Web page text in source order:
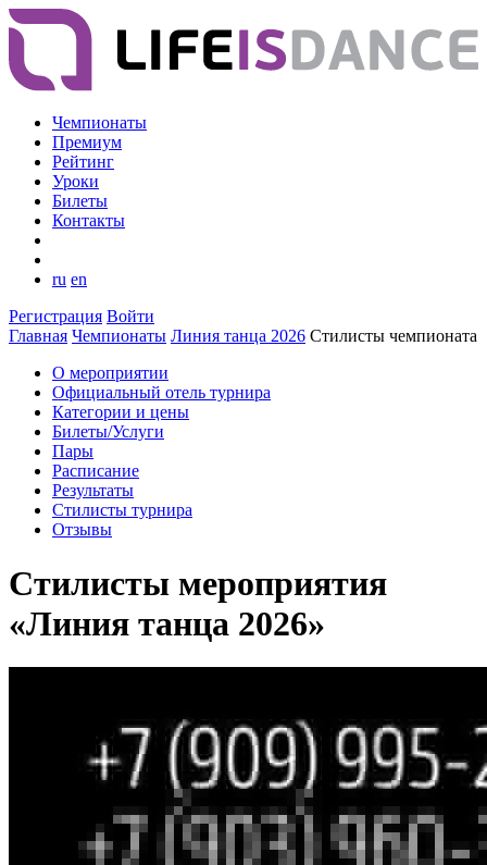
Чемпионаты
Премиум
Рейтинг
Уроки
Билеты
Контакты
ru en
Регистрация Войти
Главная Чемпионаты Линия танца 2026 Стилисты чемпионата
О мероприятии
Официальный отель турнира
Категории и цены
Билеты/Услуги
Пары
Расписание
Результаты
Стилисты турнира
Отзывы
Стилисты мероприятия
«Линия танца 2026»